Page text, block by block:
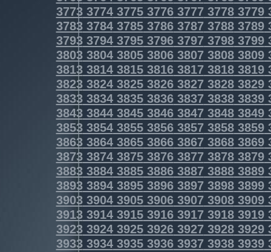
3773377437753776377737783779
3783378437853786378737883789
3793379437953796379737983799
3803380438053806380738083809
3813381438153816381738183819
3823382438253826382738283829
3833383438353836383738383839
3843384438453846384738483849
3853385438553856385738583859
3863386438653866386738683869
3873387438753876387738783879
3883388438853886388738883889
3893389438953896389738983899
3903390439053906390739083909
3913391439153916391739183919
3923392439253926392739283929
3933393439353936393739383939